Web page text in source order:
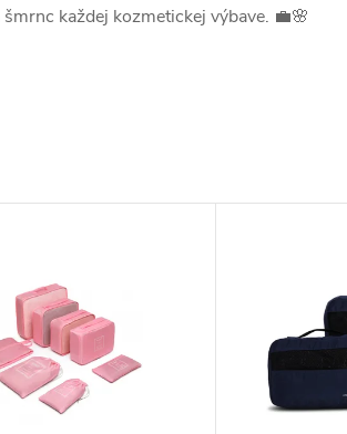
každej kozmetickej výbave. 💼🌸